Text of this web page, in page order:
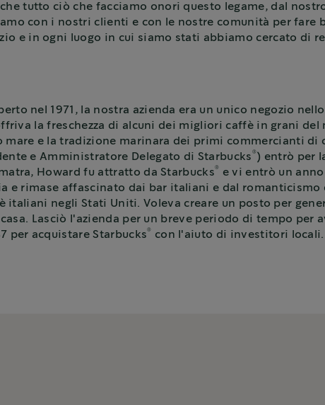
tutto ciò che facciamo onori questo legame, dal
con i nostri clienti e con le nostre comunità per fare
e in ogni luogo in cui siamo stati abbiamo cercato di
nel 1971, la nostra azienda era un unico negozio
la freschezza di alcuni dei migliori caffè in grani
e la tradizione marinara dei primi commercianti di
e Amministratore Delegato di Starbucks ®) entrò per
Howard fu attratto da Starbucks®
e vi entrò un
e rimase affascinato dai bar italiani e dal
negli Stati Uniti. Voleva creare un posto per
Lasciò l'azienda per un breve periodo di tempo per
per acquistare Starbucks® con l'aiuto di investitori locali.